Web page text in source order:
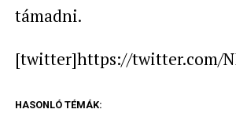
támadni.
[twitter]https://twitter.com/
HASONLÓ TÉMÁK: